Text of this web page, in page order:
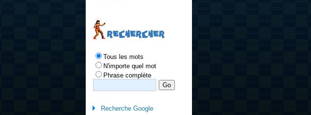
RECHERCHER
Tous les mots
N'importe quel mot
Phrase complète
Recherche Google